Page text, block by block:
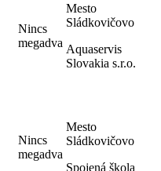
Nincs
megadva
Mesto
Sládkovičovo
Aquaservis
Slovakia s.r.o.
Nincs
megadva
Mesto
Sládkovičovo
Spojená škola